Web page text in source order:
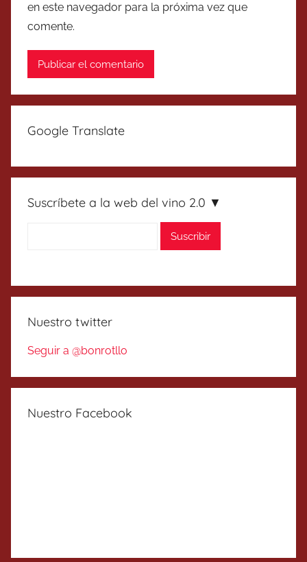
en este navegador para la próxima vez que
comente.
Google Translate
Suscríbete a la web del vino 2.0 ▼
Nuestro twitter
Seguir a @bonrotllo
Nuestro Facebook